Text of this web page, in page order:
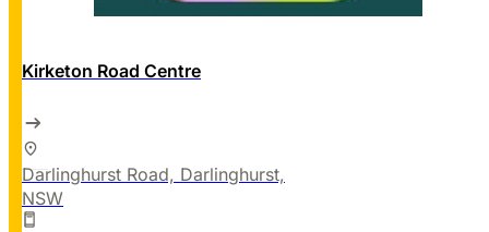
Kirketon Road Centre
Darlinghurst Road, Darlinghurst,
NSW